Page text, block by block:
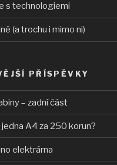
s technologiemi
(a trochu i mimo ni)
PŘÍSPĚVKY
– zadní část
A4 za 250 korun?
elektrárna